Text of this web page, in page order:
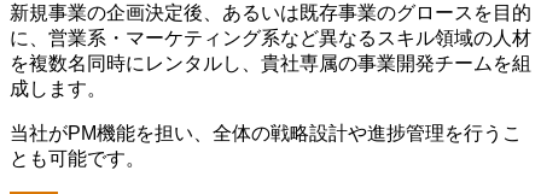
新規事業の企画決定後、あるいは既存事業のグロースを目的
に、営業系・マーケティング系など異なるスキル領域の人材
を複数名同時にレンタルし、貴社専属の事業開発チームを組
成します。
当社がPM機能を担い、全体の戦略設計や進捗管理を行うこ
とも可能です。